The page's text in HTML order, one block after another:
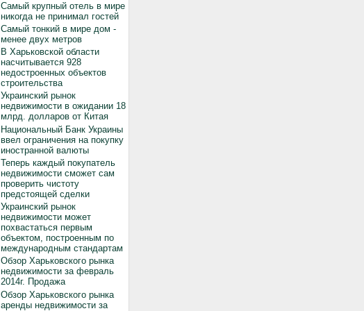
Самый крупный отель в мире
никогда не принимал гостей
Самый тонкий в мире дом -
менее двух метров
В Харьковской области
насчитывается 928
недостроенных объектов
строительства
Украинский рынок
недвижимости в ожидании 18
млрд. долларов от Китая
Национальный Банк Украины
ввел ограничения на покупку
иностранной валюты
Теперь каждый покупатель
недвижимости сможет сам
проверить чистоту
предстоящей сделки
Украинский рынок
недвижимости может
похвастаться первым
объектом, построенным по
международным стандартам
Обзор Харьковского рынка
недвижимости за февраль
2014г. Продажа
Обзор Харьковского рынка
аренды недвижимости за